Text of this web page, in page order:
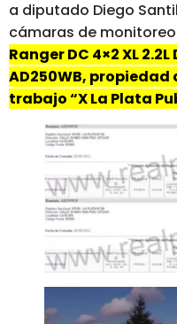
a diputado Diego
cámaras de
Ranger DC 4×2 XL
AD250WB,
trabajo “X La Plata